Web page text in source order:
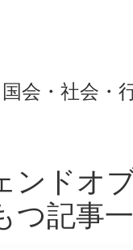
会・社会・
ンドオ
つ記事